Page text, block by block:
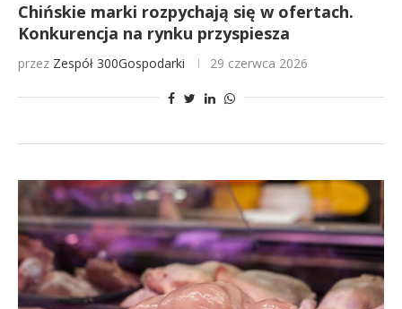
Chińskie marki rozpychają się w ofertach.
Konkurencja na rynku przyspiesza
przez Zespół 300Gospodarki 29 czerwca 2026